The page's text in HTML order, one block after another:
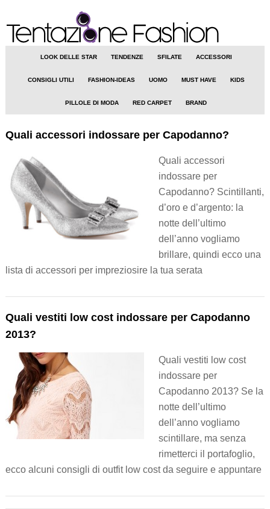
LOOK DELLE STAR TENDENZE SFILATE ACCESSORI
CONSIGLI UTILI FASHION-IDEAS UOMO MUST HAVE KIDS
PILLOLE DI MODA RED CARPET BRAND
Quali accessori indossare per Capodanno?
Quali accessori
indossare per
Capodanno? Scintillanti,
d’oro e d’argento: la
notte dell’ultimo
dell’anno vogliamo
brillare, quindi ecco una
lista di accessori per impreziosire la tua serata
Quali vestiti low cost indossare per Capodanno
2013?
Quali vestiti low cost
indossare per
Capodanno 2013? Se la
notte dell’ultimo
dell’anno vogliamo
scintillare, ma senza
rimetterci il portafoglio,
ecco alcuni consigli di outfit low cost da seguire e appuntare